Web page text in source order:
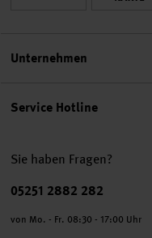
Service Hotline
Sie haben Fragen?
Telefonnummer
05251 2882 282
von Mo. - Fr. 08:30 - 17:00 Uhr
Unternehmen